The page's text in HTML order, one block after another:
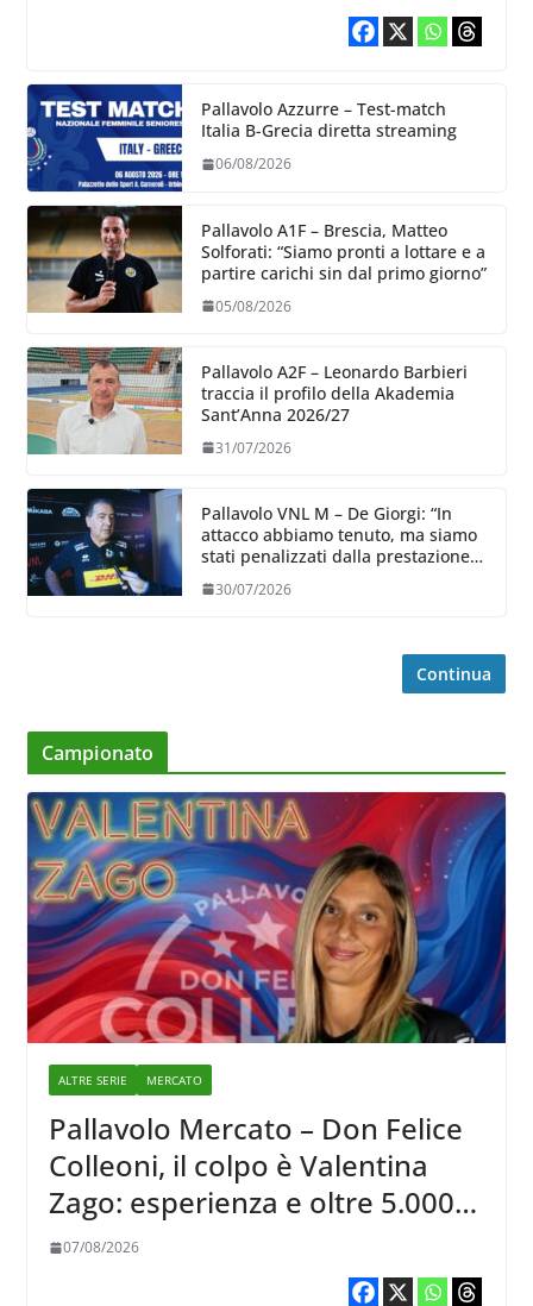
Pallavolo Azzurre – Test-match
Italia B-Grecia diretta streaming
06/08/2026
Pallavolo A1F – Brescia, Matteo
Solforati: “Siamo pronti a lottare e a
partire carichi sin dal primo giorno”
05/08/2026
Pallavolo A2F – Leonardo Barbieri
traccia il profilo della Akademia
Sant’Anna 2026/27
31/07/2026
Pallavolo VNL M – De Giorgi: “In
attacco abbiamo tenuto, ma siamo
stati penalizzati dalla prestazione
in ricezione, è la prima volta”
30/07/2026
Continua
Campionato
ALTRE SERIE MERCATO
Pallavolo Mercato – Don Felice
Colleoni, il colpo è Valentina
Zago: esperienza e oltre 5.000
punti al servizio di Trescore
07/08/2026